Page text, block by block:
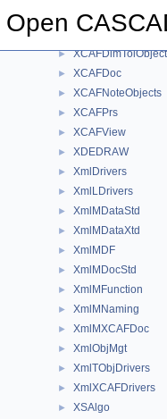
Open XBRepMesh
► XCAFApp
►
► XCAFDoc
► XCAFNoteObjects
► XCAFPrs
► XCAFView
► XDEDRAW
► XmlDrivers
► XmlLDrivers
► XmlMDataStd
► XmlMDataXtd
► XmlMDF
► XmlMDocStd
► XmlMFunction
► XmlMNaming
► XmlMXCAFDoc
► XmlObjMgt
► XmlTObjDrivers
► XmlXCAFDrivers
► XSAlgo